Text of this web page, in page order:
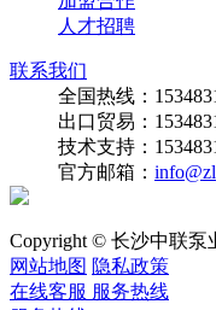
人才招聘
联系我们
全国热线：
出口贸易：
技术支持：
官方邮箱：
Copyright © 长沙中联
网站地图 隐私政策
在线客服 服务热线